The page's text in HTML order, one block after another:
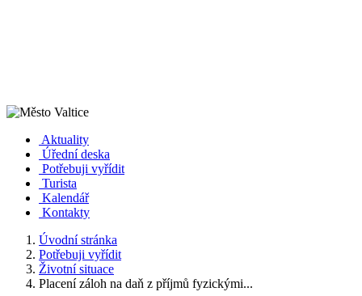
Aktuality
Úřední deska
Potřebuji vyřídit
Turista
Kalendář
Kontakty
Úvodní stránka
Potřebuji vyřídit
Životní situace
Placení záloh na daň z příjmů fyzickými...